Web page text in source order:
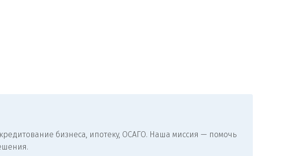
бизнеса, ипотеку, ОСАГО. Наша миссия — помочь